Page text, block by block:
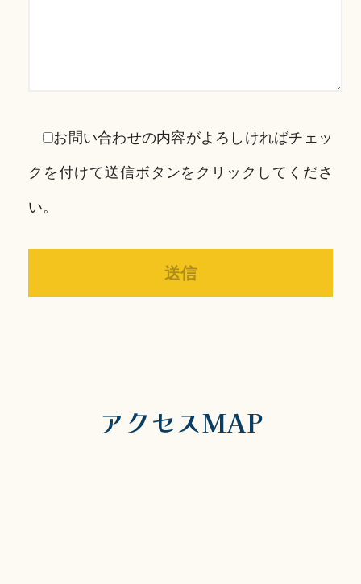
お問い合わせの内容がよろしければチェッ
クを付けて送信ボタンをクリックしてくださ
い。
アクセスMAP